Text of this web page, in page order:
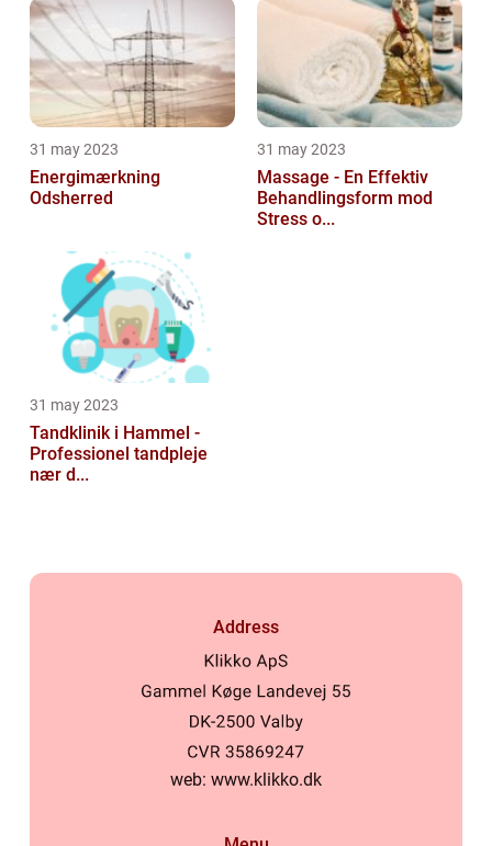
31 may 2023
Energimærkning
Odsherred
31 may 2023
Massage - En Effektiv
Behandlingsform mod
Stress o...
31 may 2023
Tandklinik i Hammel -
Professionel tandpleje
nær d...
Address
web: www.klikko.dk